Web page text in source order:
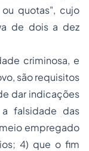
quotas", cujo
de dois a dez
criminosa, e
são requisitos
dar indicações
falsidade das
empregado
4) que o fim